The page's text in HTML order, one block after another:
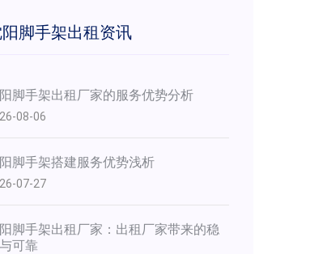
脚手架出租资讯
脚手架出租厂家的服务优势分析
08-06
脚手架搭建服务优势浅析
07-27
脚手架出租厂家：出租厂家带来的稳
可靠